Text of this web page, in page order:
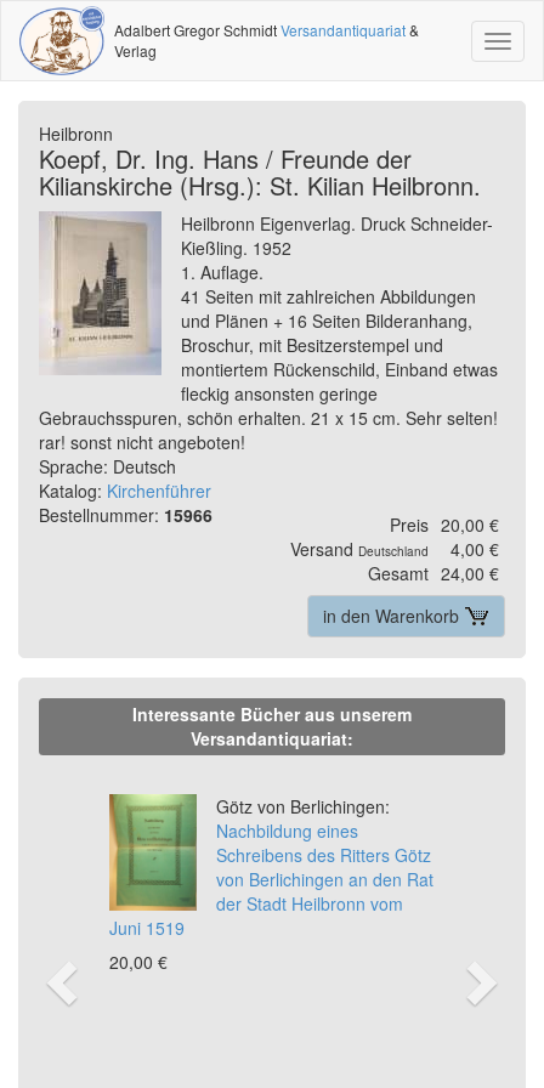
Adalbert Gregor SchmidtVersandantiquariat&
Verlag
Heilbronn
Koepf, Dr. Ing. Hans / Freunde der
Kilianskirche (Hrsg.): St. Kilian Heilbronn.
Heilbronn Eigenverlag. Druck Schneider-
Kießling. 1952
1. Auflage.
41 Seiten mit zahlreichen Abbildungen
und Plänen + 16 Seiten Bilderanhang,
Broschur, mit Besitzerstempel und
montiertem Rückenschild, Einband etwas
fleckig ansonsten geringe
Gebrauchsspuren, schön erhalten. 21 x 15 cm. Sehr selten!
rar! sonst nicht angeboten!
Sprache: Deutsch
Katalog: Kirchenführer
Bestellnummer: 15966 Preis 20,00 €
Versand Deutschland
4,00 €
Gesamt 24,00 €
in den Warenkorb
Interessante Bücher aus unserem
Versandantiquariat:
Götz von Berlichingen:
Nachbildung eines
Schreibens des Ritters Götz
von Berlichingen an den Rat
der Stadt Heilbronn vom
Juni 1519
20,00 €
Previous